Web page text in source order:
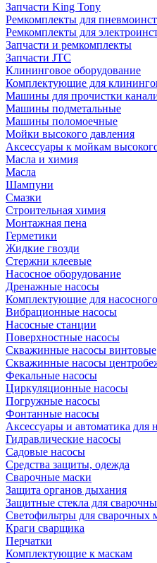
Запчасти King Tony
Ремкомплекты для
Ремкомплекты для
Запчасти и ремкомплекты
Запчасти JTC
Клининговое оборудование
Комплектующие для
Машины для прочистки
Машины подметальные
Машины поломоечные
Мойки высокого давления
Аксессуары к мойкам
Масла и химия
Масла
Шампуни
Смазки
Строительная химия
Монтажная пена
Герметики
Жидкие гвозди
Стержни клеевые
Насосное оборудование
Дренажные насосы
Комплектующие для
Вибрационные насосы
Насосные станции
Поверхностные насосы
Скважинные насосы винтовые
Скважинные насосы
Фекальные насосы
Циркуляционные насосы
Погружные насосы
Фонтанные насосы
Аксессуары и автоматика для
Гидравлические насосы
Садовые насосы
Средства защиты, одежда
Сварочные маски
Защита органов дыхания
Защитные стекла для
Светофильтры для сварочных
Краги сварщика
Перчатки
Комплектующие к маскам